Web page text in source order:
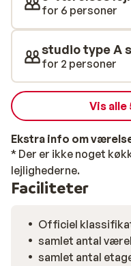
for 6 personer
studio type A
for 2 personer
Vis
Ekstra info om
* Der er ikke noget
lejlighederne.
Faciliteter
Officiel
samlet antal
samlet antal